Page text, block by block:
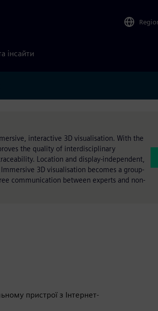
інсайти
interactive 3D visualisation. With the
the quality of interdisciplinary
Location and display-independent,
3D visualisation becomes a group-
communication between experts and non-
пристрої з Інтернет-